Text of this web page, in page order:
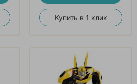
Купить в 1 клик